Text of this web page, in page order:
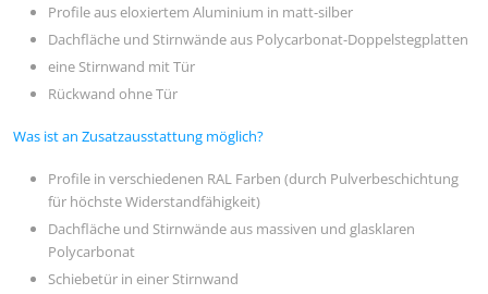
Profile aus eloxiertem Aluminium in matt-silber
Dachfläche und Stirnwände aus Polycarbonat-Doppelstegplatten
eine Stirnwand mit Tür
Rückwand ohne Tür
Was ist an Zusatzausstattung möglich?
Profile in verschiedenen RAL Farben (durch Pulverbeschichtung
für höchste Widerstandfähigkeit)
Dachfläche und Stirnwände aus massiven und glasklaren
Polycarbonat
Schiebetür in einer Stirnwand